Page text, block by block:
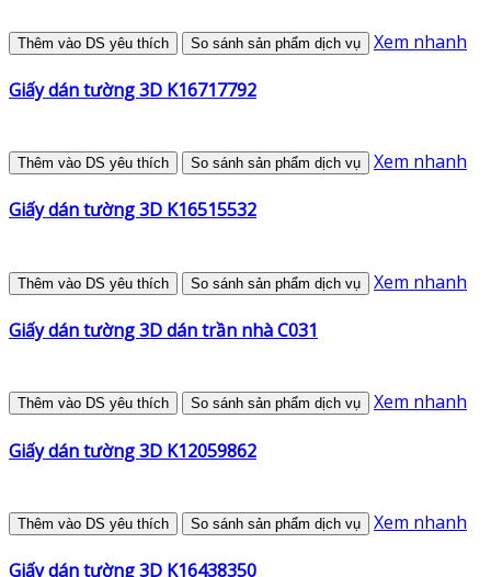
Thêm vào DS yêu thích So sánh sản phẩm dịch vụ Xem nhanh
Giấy dán tường 3D K16717792
Thêm vào DS yêu thích So sánh sản phẩm dịch vụ Xem nhanh
Giấy dán tường 3D K16515532
Thêm vào DS yêu thích So sánh sản phẩm dịch vụ Xem nhanh
Giấy dán tường 3D dán trần nhà C031
Thêm vào DS yêu thích So sánh sản phẩm dịch vụ Xem nhanh
Giấy dán tường 3D K12059862
Thêm vào DS yêu thích So sánh sản phẩm dịch vụ Xem nhanh
Giấy dán tường 3D K16438350